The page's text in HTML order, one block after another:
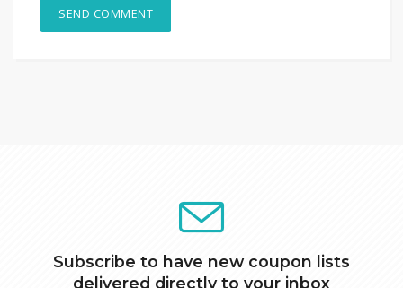
Subscribe to have new coupon lists
delivered directly to your inbox